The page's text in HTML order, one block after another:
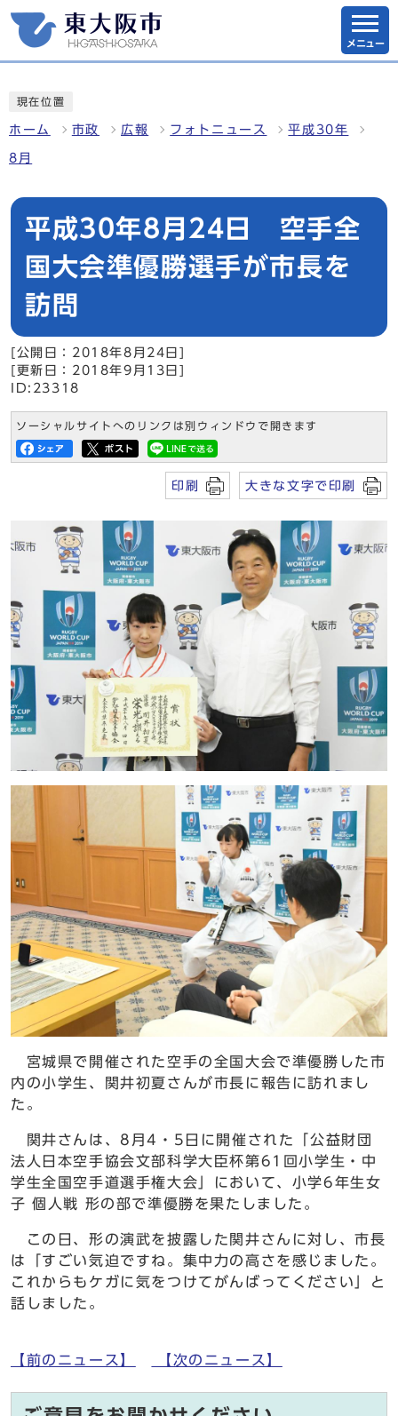
メニュー
現在位置
ホーム 市政 広報 フォトニュース 平成30年
8月
平成30年8月24日 空手全
国大会準優勝選手が市長を
訪問
[公開日：2018年8月24日]
[更新日：2018年9月13日]
ID:23318
ソーシャルサイトへのリンクは別ウィンドウで開きます
印刷 大きな文字で印刷
宮城県で開催された空手の全国大会で準優勝した市
内の小学生、関井初夏さんが市長に報告に訪れまし
た。
関井さんは、8月4・5日に開催された「公益財団
法人日本空手協会文部科学大臣杯第61回小学生・中
学生全国空手道選手権大会」において、小学6年生女
子 個人戦 形の部で準優勝を果たしました。
この日、形の演武を披露した関井さんに対し、市長
は「すごい気迫ですね。集中力の高さを感じました。
これからもケガに気をつけてがんばってください」と
話しました。
【前のニュース】 【次のニュース】